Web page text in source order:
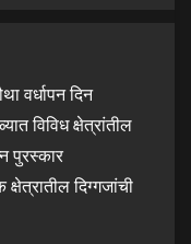
वर्धापन दिन
विविध क्षेत्रांतील
पुरस्कार
दिग्गजांची